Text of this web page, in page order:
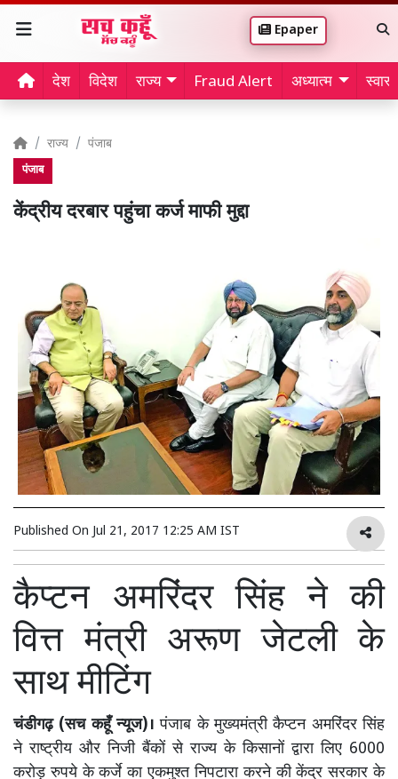
Epaper
देश विदेश राज्य Fraud Alert अध्यात्म
राज्य पंजाब
पंजाब
केंद्रीय दरबार पहुंचा कर्ज माफी मुद्दा
Published On Jul 21, 2017 12:25 AM IST
कैप्टन अमरिंदर सिंह ने की
वित्त मंत्री अरूण जेटली के
साथ मीटिंग
चंडीगढ़ (सच कहूँ न्यूज)। पंजाब के मुख्यमंत्री कैप्टन अमरिंदर सिंह
ने राष्ट्रीय और निजी बैंकों से राज्य के किसानों द्वारा लिए 6000
करोड़ रुपये के कर्जे का एकमुश्त निपटारा करने की केंद्र सरकार के